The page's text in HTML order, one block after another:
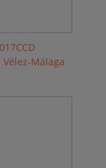
017CCD
Málaga